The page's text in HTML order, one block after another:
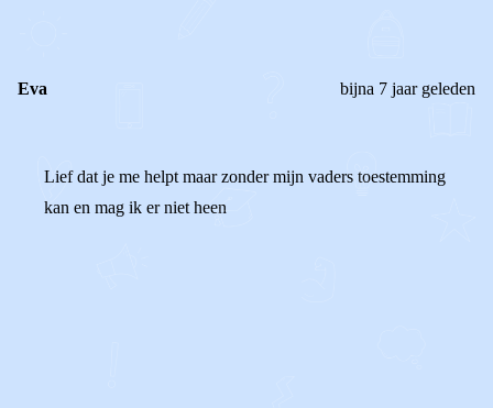
Eva bijna 7 jaar geleden
Lief dat je me helpt maar zonder mijn vaders toestemming
kan en mag ik er niet heen